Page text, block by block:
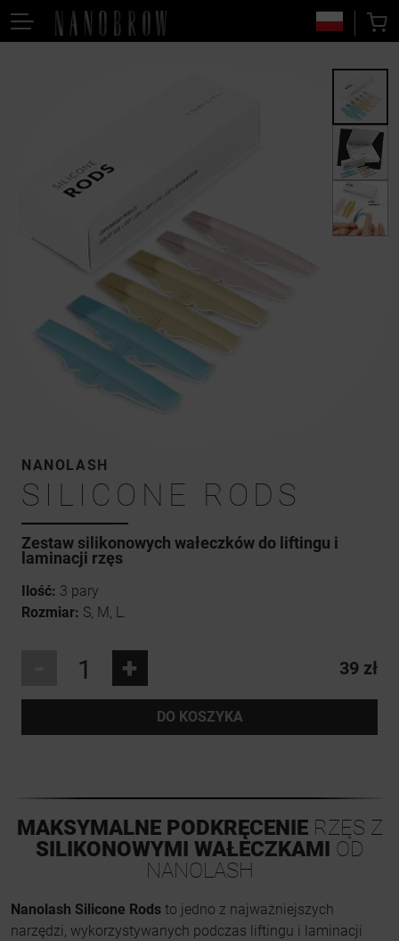
NANOLASH
SILICONE RODS
Zestaw silikonowych wałeczków do liftingu i
laminacji rzęs
Ilość: 3 pary
Rozmiar: S, M, L.
+ 39 zł
DO KOSZYKA
MAKSYMALNE PODKRĘCENIERZĘS Z
SILIKONOWYMI WAŁECZKAMI OD
NANOLASH
Nanolash Silicone Rods to jedno z najważniejszych
narzędzi, wykorzystywanych podczas liftingu i laminacji